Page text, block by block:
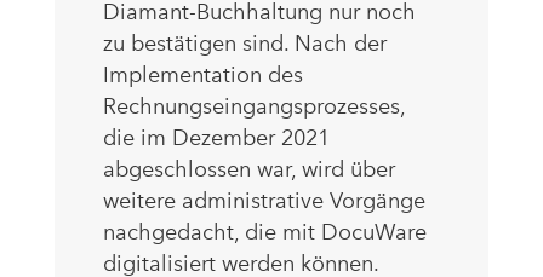
Diamant-Buchhaltung nur noch
zu bestätigen sind. Nach der
Implementation des
Rechnungseingangsprozesses,
die im Dezember 2021
abgeschlossen war, wird über
weitere administrative Vorgänge
nachgedacht, die mit DocuWare
digitalisiert werden können.